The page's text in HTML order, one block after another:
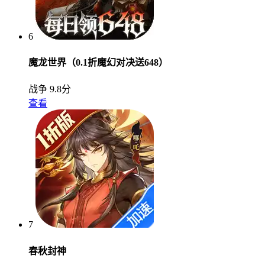
6
魔龙世界（0.1折魔幻对决送648）
战争 9.8分
查看
7
春秋封神